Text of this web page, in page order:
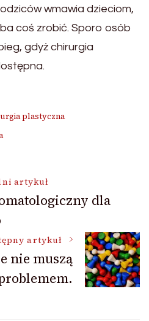
wmawia dzieciom,
coś zrobić. Sporo osób
gdyż chirurgia
plastyczna
artykuł
dla
artykuł
nie muszą